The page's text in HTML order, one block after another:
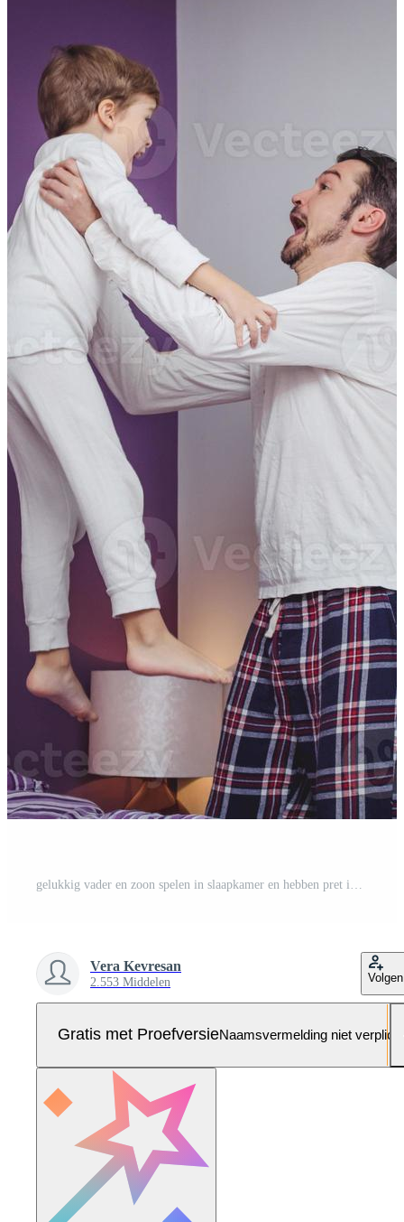
Vera Kevresan
2.553 Middelen Volgen
Gratis met ProefversieNaamsvermelding niet verplicht